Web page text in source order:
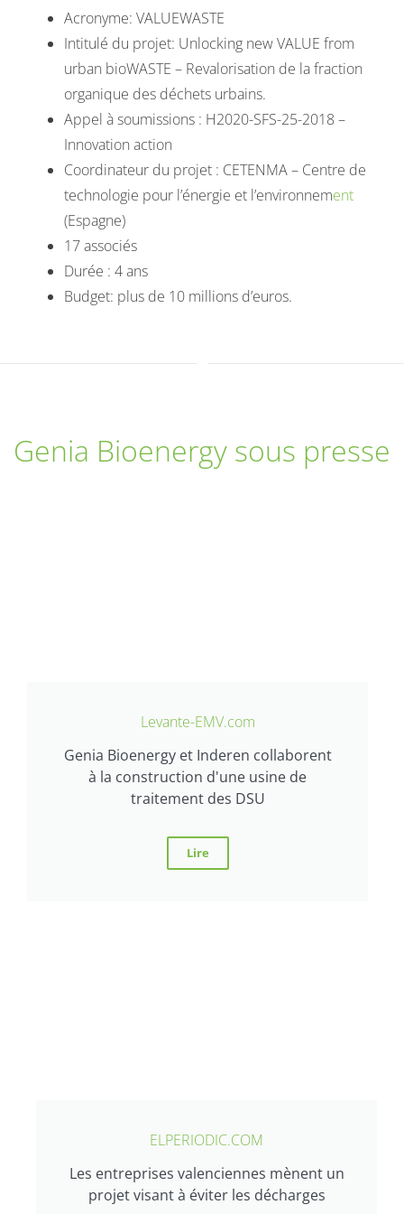
Acronyme: VALUEWASTE
Intitulé du projet: Unlocking new VALUE from
urban bioWASTE – Revalorisation de la fraction
organique des déchets urbains.
Appel à soumissions : H2020-SFS-25-2018 –
Innovation action
Coordinateur du projet : CETENMA – Centre de
technologie pour l’énergie et l’environnement
(Espagne)
17 associés
Durée : 4 ans
Budget: plus de 10 millions d’euros.
Genia Bioenergy sous presse
Levante-EMV.com
Genia Bioenergy et Inderen collaborent
à la construction d'une usine de
traitement des DSU
Lire
ELPERIODIC.COM
Les entreprises valenciennes mènent un
projet visant à éviter les décharges